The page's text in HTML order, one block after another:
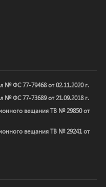
№ ФС 77-79468 от 02.11.2020 г.
№ ФС 77-73689 от 21.09.2018 г.
вещания ТВ № 29850 от
вещания ТВ № 29241 от